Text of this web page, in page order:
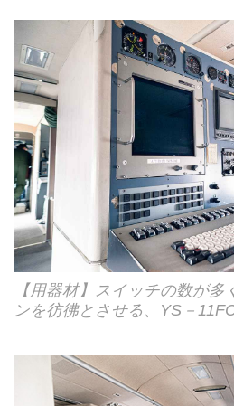
【用器材】スイッチの数が
ンを彷彿とさせる、YS－